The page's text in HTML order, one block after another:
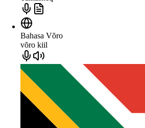
Bahasa Võro
võro kiil